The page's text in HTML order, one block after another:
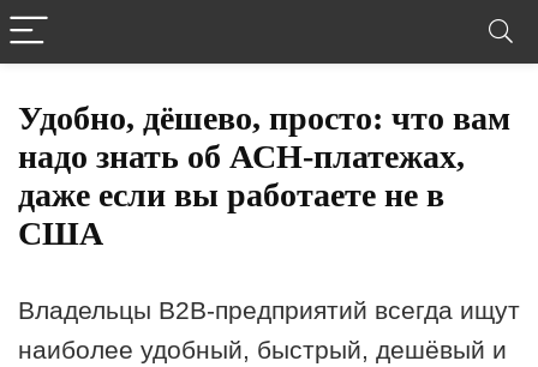
Удобно, дёшево, просто: что вам
надо знать об АСН-платежах,
даже если вы работаете не в
США
Владельцы В2В-предприятий всегда ищут
наиболее удобный, быстрый, дешёвый и